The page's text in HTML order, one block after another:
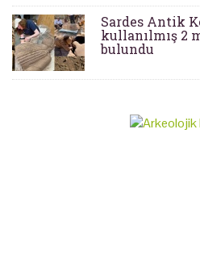
Sardes Antik
kullanılmış 2
bulundu